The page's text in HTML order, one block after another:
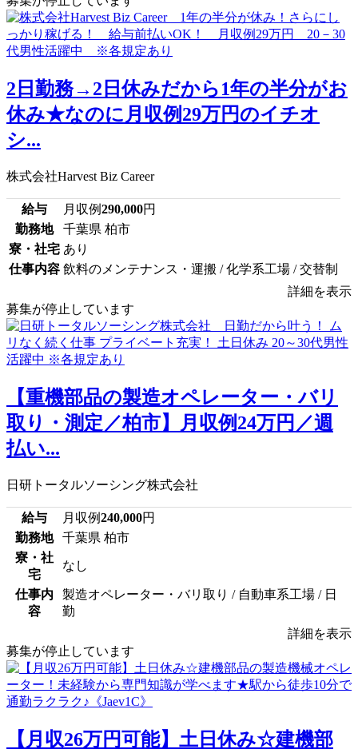
2日勤務→2日休みだから1年の半分がお
休み★なのに月収例29万円のイチオ
シ...
株式会社Harvest Biz Career
給与 月収例290,000円
勤務地
千葉県 柏市
寮・社宅 あり
仕事内容 飲料のメンテナンス・運搬 / 化学系工場 / 交替制
詳細を表示
募集が停止しています
【重機部品の製造オペレーター・バリ
取り・測定／柏市】月収例24万円／週
払い...
日研トータルソーシング株式会社
給与 月収例240,000円
勤務地
千葉県 柏市
寮・社
宅
なし
仕事内
容
製造オペレーター・バリ取り / 自動車系工場 / 日
勤
詳細を表示
募集が停止しています
【月収26万円可能】土日休み☆建機部